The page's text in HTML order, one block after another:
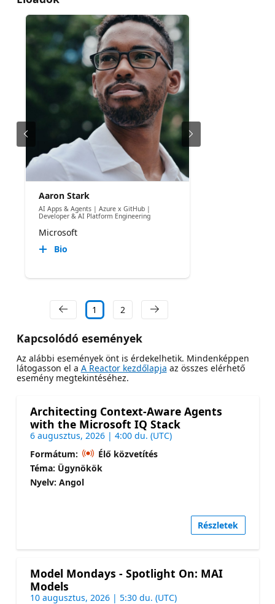
Aaron Stark
AI Apps & Agents | Azure x GitHub |
Developer & AI Platform Engineering
Microsoft
Bio
1 2
Kapcsolódó események
Az alábbi események önt is érdekelhetik. Mindenképpen
látogasson el a A Reactor kezdőlapja az összes elérhető
esemény megtekintéséhez.
Architecting Context-Aware Agents
with the Microsoft IQ Stack
6 augusztus, 2026 | 4:00 du. (UTC)
Formátum:
Élő közvetítés
Téma: Ügynökök
Nyelv: Angol
Részletek
Model Mondays - Spotlight On: MAI
Models
10 augusztus, 2026 | 5:30 du. (UTC)